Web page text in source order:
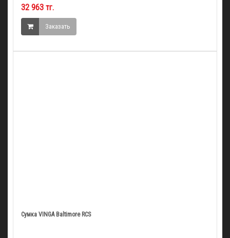
32 963 тг.
Заказать
Сумка VINGA Baltimore RCS